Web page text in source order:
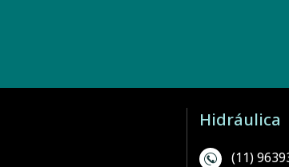
Hidráulica
(11)